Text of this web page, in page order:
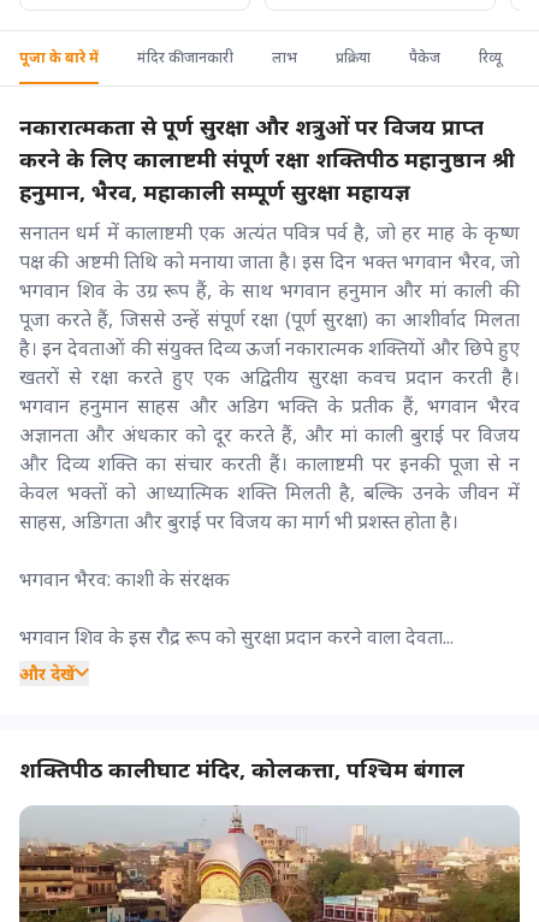
पूजा के बारे में मंदिर की जानकारी लाभ प्रक्रिया पैकेज रिव्यू
नकारात्मकता से पूर्ण सुरक्षा और शत्रुओं पर विजय प्राप्त
करने के लिए कालाष्टमी संपूर्ण रक्षा शक्तिपीठ महानुष्ठान श्री
हनुमान, भैरव, महाकाली सम्पूर्ण सुरक्षा महायज्ञ
सनातन धर्म में कालाष्टमी एक अत्यंत पवित्र पर्व है, जो हर माह के कृष्ण
पक्ष की अष्टमी तिथि को मनाया जाता है। इस दिन भक्त भगवान भैरव, जो
भगवान शिव के उग्र रूप हैं, के साथ भगवान हनुमान और मां काली की
पूजा करते हैं, जिससे उन्हें संपूर्ण रक्षा (पूर्ण सुरक्षा) का आशीर्वाद मिलता
है। इन देवताओं की संयुक्त दिव्य ऊर्जा नकारात्मक शक्तियों और छिपे हुए
खतरों से रक्षा करते हुए एक अद्वितीय सुरक्षा कवच प्रदान करती है।
भगवान हनुमान साहस और अडिग भक्ति के प्रतीक हैं, भगवान भैरव
अज्ञानता और अंधकार को दूर करते हैं, और मां काली बुराई पर विजय
और दिव्य शक्ति का संचार करती हैं। कालाष्टमी पर इनकी पूजा से न
केवल भक्तों को आध्यात्मिक शक्ति मिलती है, बल्कि उनके जीवन में
साहस, अडिगता और बुराई पर विजय का मार्ग भी प्रशस्त होता है।
भगवान भैरव: काशी के संरक्षक
भगवान शिव के इस रौद्र रूप को सुरक्षा प्रदान करने वाला देवता...
और देखें
शक्तिपीठ कालीघाट मंदिर, कोलकत्ता, पश्चिम बंगाल